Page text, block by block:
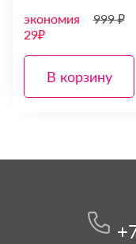
экономия
29₽
999 ₽
В корзину